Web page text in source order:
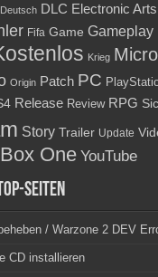
Deutsch DLC Electronic Arts
Fifa Game Gameplay
Krieg
Origin Patch PC
Release Review RPG
Story Trailer Update
One YouTube
Seiten
/ Warzone 2 DEV
CD installieren